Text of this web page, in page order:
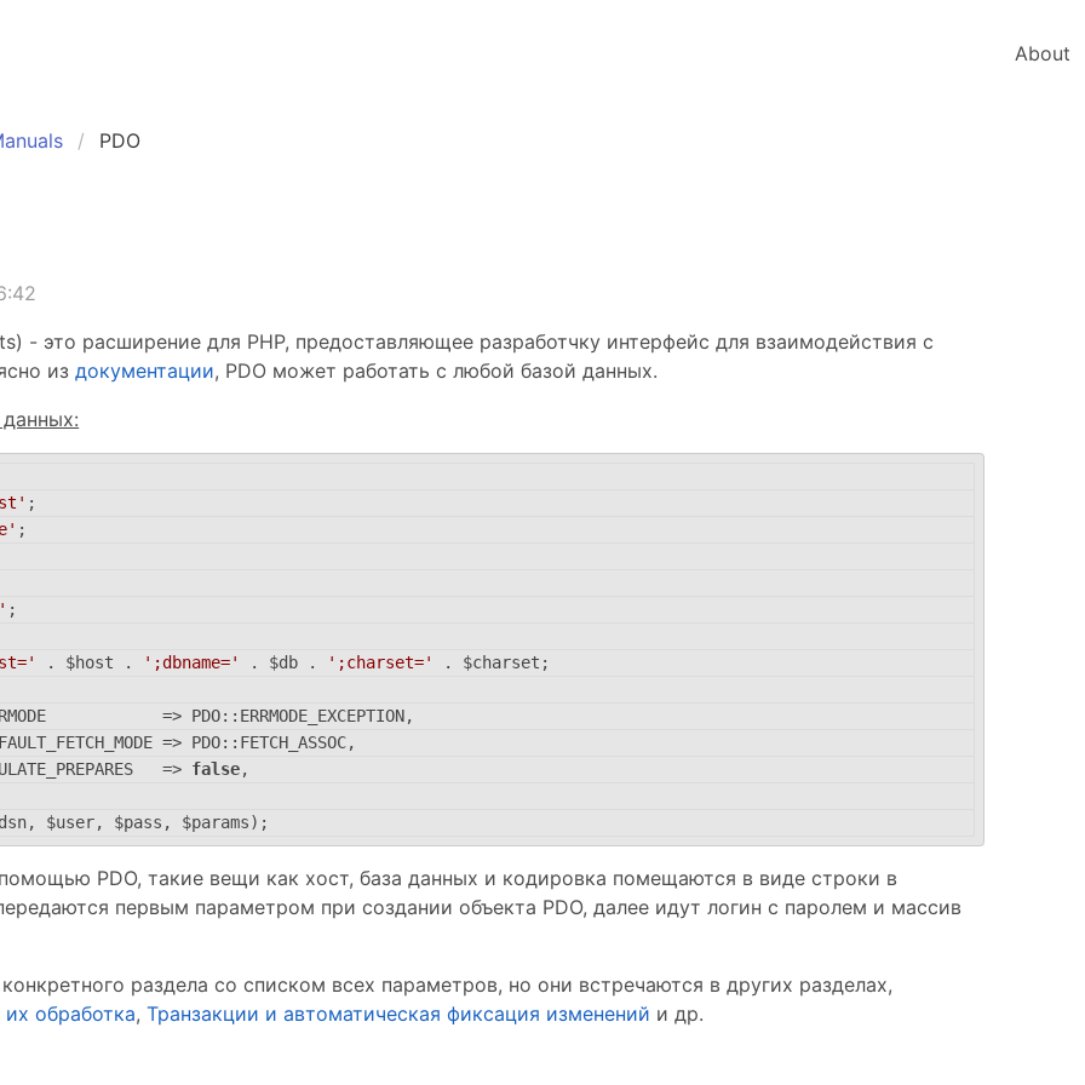
About
PDO
- это расширение для PHP, предоставляющее разработчку интерфейс для взаимодействия с
издокументации, PDO может работать с любой базой данных.
;
;
;
. $host . ';dbname=' . $db . ';charset=' . $charset;
=> PDO::ERRMODE_EXCEPTION,
=> PDO::FETCH_ASSOC,
=>
false,
$user, $pass, $params);
PDO, такие вещи как хост, база данных и кодировка помещаются в виде строки в
первым параметром при создании объекта PDO, далее идут логин с паролем и массив
раздела со списком всех параметров, но они встречаются в других разделах,
обработка,Транзакции и автоматическая фиксация изменений и др.